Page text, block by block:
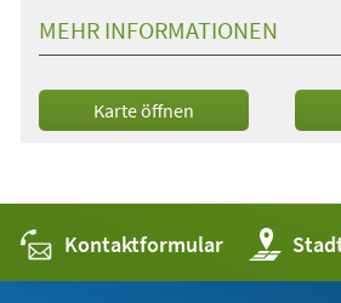
MEHR INFORMATIONEN
Karte öffnen
(Öffnet
in
Kontaktformular (Öffnet
in
einem